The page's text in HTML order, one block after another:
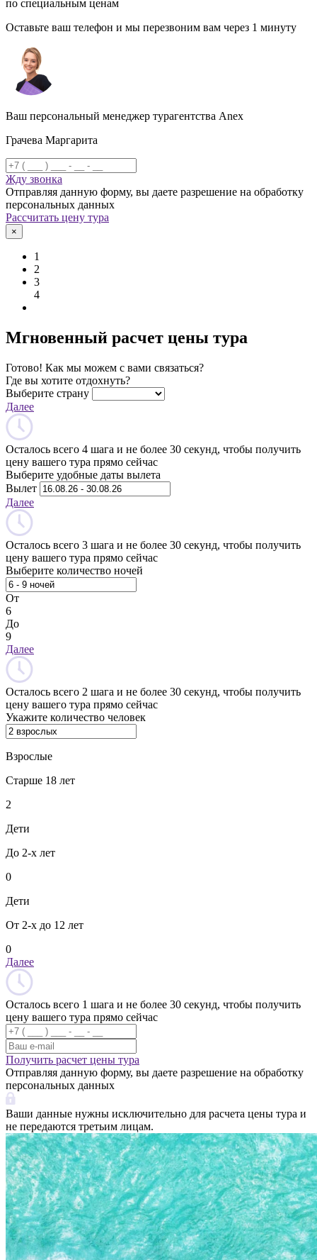
по специальным ценам
Оставьте ваш телефон и мы перезвоним вам через 1 минуту
Ваш персональный менеджер турагентства Anex
Грачева Маргарита
Жду звонка
Отправляя данную форму, вы даете разрешение на обработку
персональных данных
Рассчитать цену тура
×
1
2
3
4
Мгновенный расчет цены тура
Готово! Как мы можем с вами связаться?
Где вы хотите отдохнуть?
Выберите страну
Далее
Осталось всего 4 шага и не более 30 секунд, чтобы получить
цену вашего тура прямо сейчас
Выберите удобные даты вылета
Вылет
Далее
Осталось всего 3 шага и не более 30 секунд, чтобы получить
цену вашего тура прямо сейчас
Выберите количество ночей
От
6
До
9
Далее
Осталось всего 2 шага и не более 30 секунд, чтобы получить
цену вашего тура прямо сейчас
Укажите количество человек
Взрослые
Старше 18 лет
2
Дети
До 2-х лет
0
Дети
От 2-х до 12 лет
0
Далее
Осталось всего 1 шага и не более 30 секунд, чтобы получить
цену вашего тура прямо сейчас
Получить расчет цены тура
Отправляя данную форму, вы даете разрешение на обработку
персональных данных
Ваши данные нужны исключительно для расчета цены тура и
не передаются третьим лицам.